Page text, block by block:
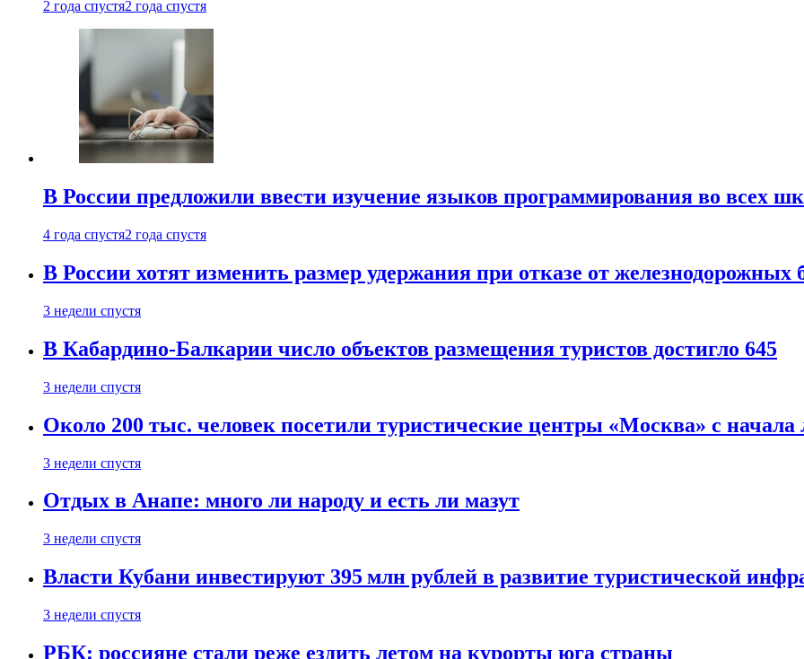
2 года спустя2 года спустя
В России предложили ввести изучение языков программирования во всех
4 года спустя2 года спустя
В России хотят изменить размер удержания при отказе от железнодорожных
3 недели спустя
В Кабардино-Балкарии число объектов размещения туристов достигло 645
3 недели спустя
Около 200 тыс. человек посетили туристические центры «Москва» с начала
3 недели спустя
Отдых в Анапе: много ли народу и есть ли мазут
3 недели спустя
Власти Кубани инвестируют 395 млн рублей в развитие туристической
3 недели спустя
РБК: россияне стали реже ездить летом на курорты юга страны